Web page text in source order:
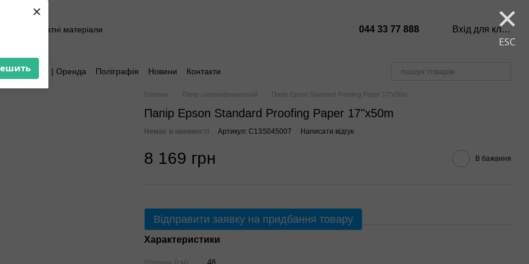
× ×
ESC
та витратні матеріали 044 33 77 888 Вхід для клієнтів
Аутсорсинг | Оренда Поліграфія Новини Контакти
Головна Папір широкоформатний Папір Epson Standard Proofing Paper 17"x50m
Папір Epson Standard Proofing Paper 17"x50m
Немає в наявності Артикул: C13S045007 Написати відгук
8 169 грн В бажання
Відправити заявку на придбання товару
Характеристики